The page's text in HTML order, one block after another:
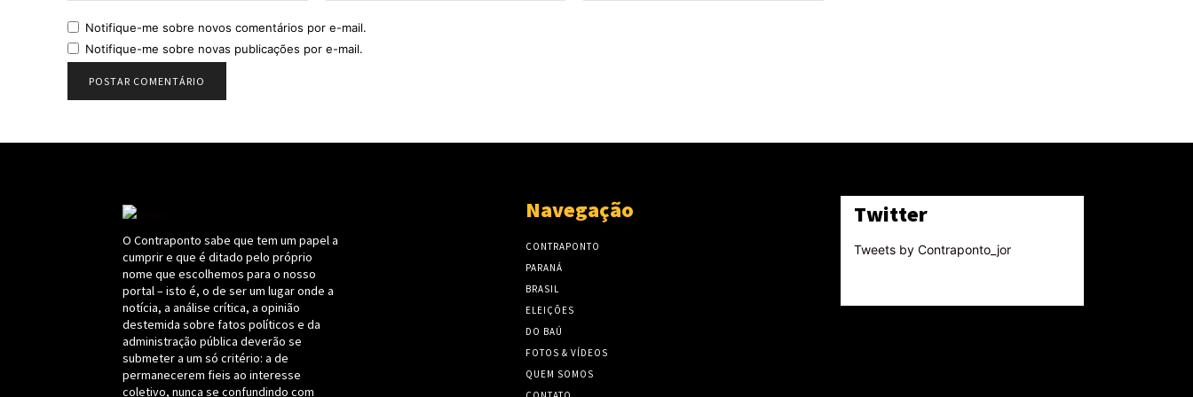
Notifique-me sobre novos comentários por e-mail.
Notifique-me sobre novas publicações por e-mail.
O Contraponto sabe que tem um papel a
cumprir e que é ditado pelo próprio
nome que escolhemos para o nosso
portal – isto é, o de ser um lugar onde a
notícia, a análise crítica, a opinião
destemida sobre fatos políticos e da
administração pública deverão se
submeter a um só critério: a de
permanecerem fieis ao interesse
coletivo, nunca se confundindo com
Navegação
CONTRAPONTO
PARANÁ
BRASIL
ELEIÇÕES
DO BAÚ
FOTOS & VÍDEOS
QUEM SOMOS
Twitter
Tweets by Contraponto_jor